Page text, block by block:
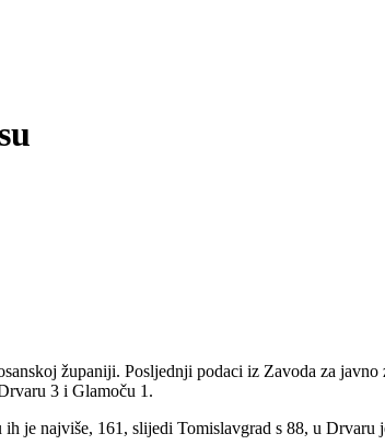
županiji. Posljednji podaci iz Zavoda za
3 i Glamoču 1.
je najviše, 161, slijedi Tomislavgrad s 88, u